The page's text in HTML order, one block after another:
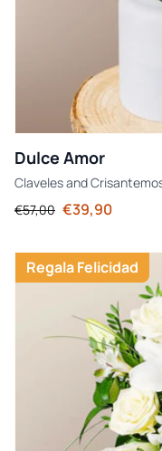
Dulce Amor
Clavelesand
€57,00 €39,90
Regala Felicidad